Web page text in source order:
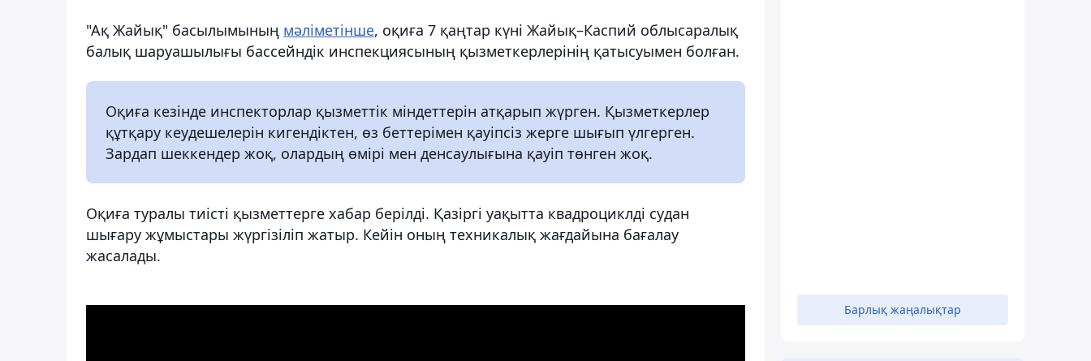
"Ақ Жайық" басылымының мәліметінше, оқиға 7 қаңтар күні Жайық–Каспий облысаралық
балық шаруашылығы бассейндік инспекциясының қызметкерлерінің қатысуымен болған.
Оқиға кезінде инспекторлар қызметтік міндеттерін атқарып жүрген. Қызметкерлер
құтқару кеудешелерін кигендіктен, өз беттерімен қауіпсіз жерге шығып үлгерген.
Зардап шеккендер жоқ, олардың өмірі мен денсаулығына қауіп төнген жоқ.
Оқиға туралы тиісті қызметтерге хабар берілді. Қазіргі уақытта квадроциклді судан
шығару жұмыстары жүргізіліп жатыр. Кейін оның техникалық жағдайына бағалау
жасалады.
Барлық жаңалықтар